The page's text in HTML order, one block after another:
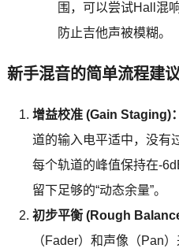
围，可以尝试Hall混
防止吉他声被模糊。
新手混音的简单流程建议
增益校准 (Gain Staging)：
道的输入电平适中，没有
每个轨道的峰值保持在-
留下足够的“动态余量”。
初步平衡 (Rough
（Fader）和声像（Pan